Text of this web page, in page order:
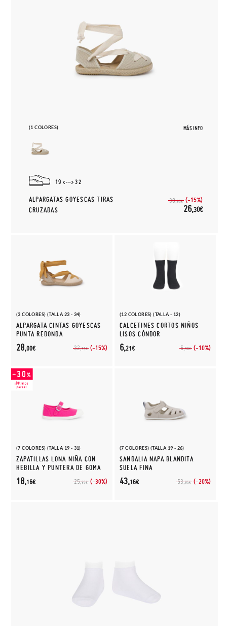
(1 COLORES) MÁS INFO
19 32
ALPARGATAS GOYESCAS TIRAS
CRUZADAS
30,95€ (-15%)
26,30€
(3 COLORES) (TALLA 23 - 34)
ALPARGATA CINTAS GOYESCAS
PUNTA REDONDA
32,95€ (-15%)
28,00€
(12 COLORES) (TALLA - 12)
CALCETINES CORTOS NIÑOS
LISOS CÓNDOR
6,90€ (-10%)
6,21€
(7 COLORES) (TALLA 19 - 31)
ZAPATILLAS LONA NIÑA CON
HEBILLA Y PUNTERA DE GOMA
25,95€ (-30%)
18,16€
(7 COLORES) (TALLA 19 - 26)
SANDALIA NAPA BLANDITA
SUELA FINA
53,95€ (-20%)
43,16€